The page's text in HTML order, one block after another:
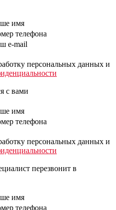
имя
телефона
e-mail
персональных данных и
с вами
имя
телефона
персональных данных и
перезвонит в
имя
телефона